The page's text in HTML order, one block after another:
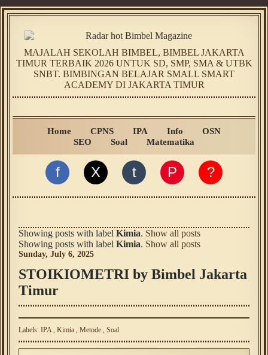
MAJALAH SEKOLAH BIMBEL, BIMBEL JAKARTA
TIMUR TERBAIK 2026 UNTUK SD, SMP, SMA & UTBK
SNBT. BIMBINGAN BELAJAR SMALL SMART
ACADEMY DI JAKARTA TIMUR
Home CPNS IPA Info
OSN
SEO
Soal Matematika
f X t P ?
Showing posts with label Kimia. Show all posts
Showing posts with label Kimia. Show all posts
Sunday, July 6, 2025
STOIKIOMETRI by Bimbel Jakarta
Timur
Labels: IPA, Kimia , Metode , Soal